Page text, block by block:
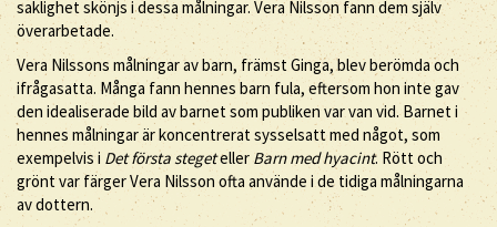
saklighet skönjs i dessa målningar. Vera Nilsson fann dem själv
överarbetade.
Vera Nilssons målningar av barn, främst Ginga, blev berömda och
ifrågasatta. Många fann hennes barn fula, eftersom hon inte gav
den idealiserade bild av barnet som publiken var van vid. Barnet i
hennes målningar är koncentrerat sysselsatt med något, som
exempelvis i Det första stegetellerBarn med hyacint. Rött och
grönt var färger Vera Nilsson ofta använde i de tidiga målningarna
av dottern.